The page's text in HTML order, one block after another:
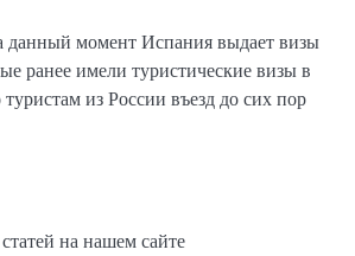
момент Испания выдает визы
ранее имели туристические визы в
из России въезд до сих пор
на нашем сайте